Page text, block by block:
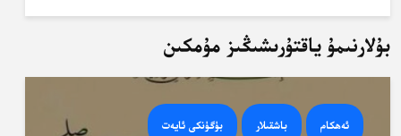
بۇلارنىمۇ ياقتۇرىشىڭىز مۇمكىن
ئەھكام باشقىلار بۈگۈنكى ئايەت